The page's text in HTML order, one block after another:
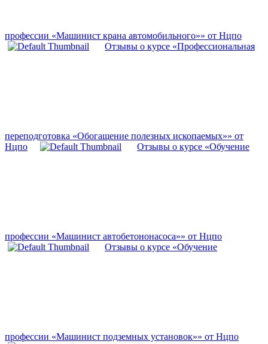
профессии «Машинист крана автомобильного»» от Нцпо
Отзывы о курсе «Профессиональная
переподготовка «Обогащение полезных ископаемых»» от
Нцпо
Отзывы о курсе «Обучение
профессии «Машинист автобетононасоса»» от Нцпо
Отзывы о курсе «Обучение
профессии «Машинист подземных установок»» от Нцпо